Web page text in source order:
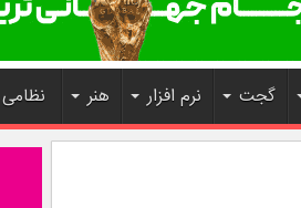
گجت نرم افزار هنر نظامی